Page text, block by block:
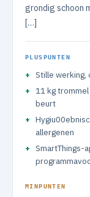
grondig schoon
[…]
PLUSPUNTEN
Stille werking,
11 kg
beurt
allergenen
SmartThings-
MINPUNTEN